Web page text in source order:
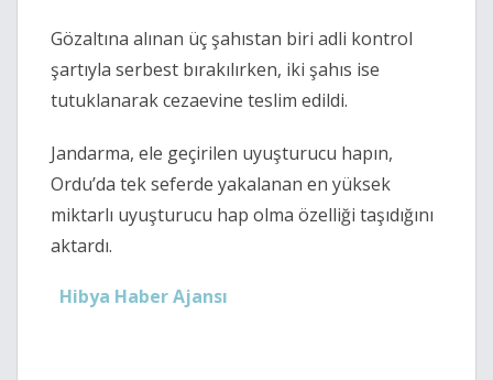
Gözaltına alınan üç şahıstan biri adli kontrol
şartıyla serbest bırakılırken, iki şahıs ise
tutuklanarak cezaevine teslim edildi.
Jandarma, ele geçirilen uyuşturucu hapın,
Ordu’da tek seferde yakalanan en yüksek
miktarlı uyuşturucu hap olma özelliği taşıdığını
aktardı.
Hibya Haber Ajansı